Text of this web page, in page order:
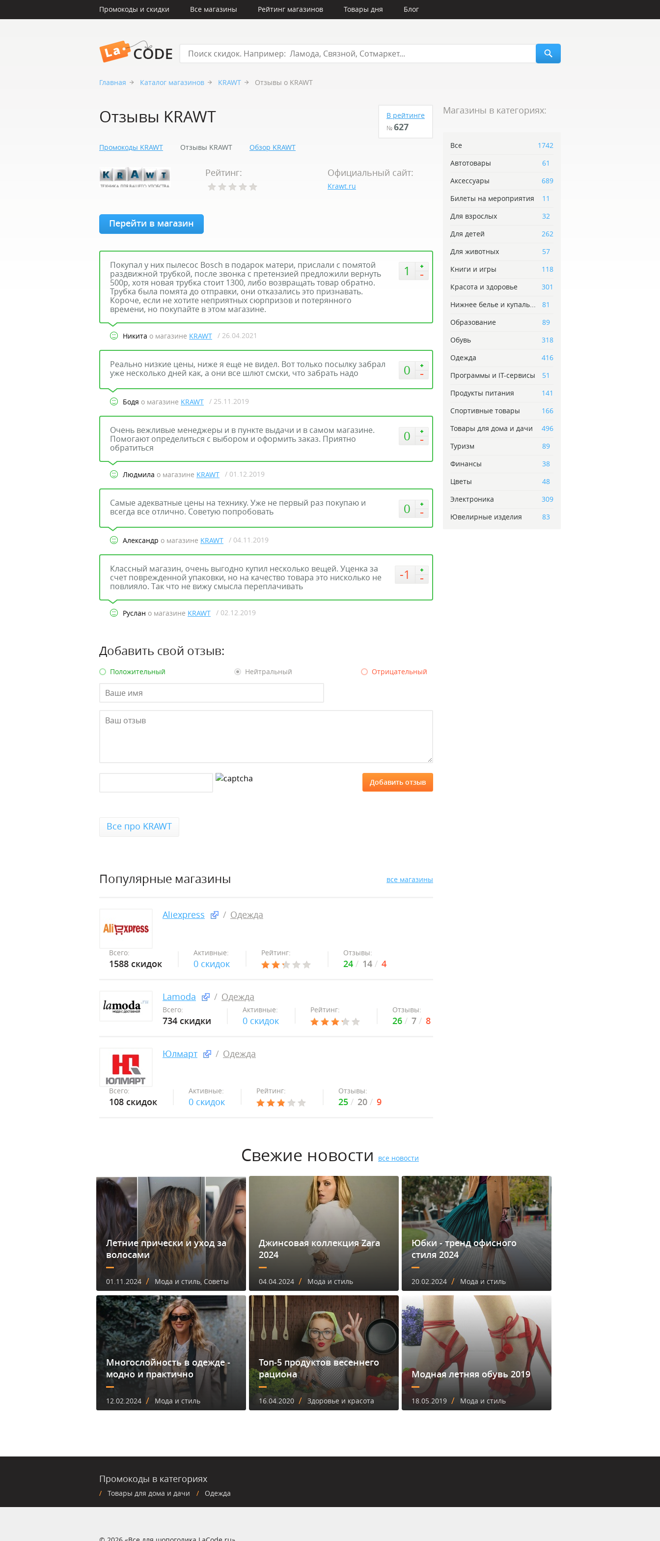
Промокоды и скидки Все магазины Рейтинг магазинов Товары дня Блог
Главная Каталог магазинов KRAWT Отзывы о KRAWT
Отзывы KRAWT В рейтинге
№627
Промокоды KRAWT Отзывы KRAWT Обзор KRAWT
Рейтинг: Официальный сайт:
Krawt.ru
Перейти в магазин
1
Покупал у них пылесос Bosch в подарок матери, прислали с помятой
раздвижной трубкой, после звонка с претензией предложили вернуть
500р, хотя новая трубка стоит 1300, либо возвращать товар обратно.
Трубка была помята до отправки, они отказались это признавать.
Короче, если не хотите неприятных сюрпризов и потерянного
времени, но покупайте в этом магазине.
Никита о магазине KRAWT / 26.04.2021
0
Реально низкие цены, ниже я еще не видел. Вот только посылку забрал
уже несколько дней как, а они все шлют смски, что забрать надо
Бодя о магазине KRAWT / 25.11.2019
0
Очень вежливые менеджеры и в пункте выдачи и в самом магазине.
Помогают определиться с выбором и оформить заказ. Приятно
обратиться
Людмила о магазине KRAWT / 01.12.2019
0
Самые адекватные цены на технику. Уже не первый раз покупаю и
всегда все отлично. Советую попробовать
Александр о магазине KRAWT / 04.11.2019
-1
Классный магазин, очень выгодно купил несколько вещей. Уценка за
счет поврежденной упаковки, но на качество товара это нисколько не
повлияло. Так что не вижу смысла переплачивать
Руслан о магазине KRAWT / 02.12.2019
Добавить свой отзыв:
Положительный Нейтральный Отрицательный
Все про KRAWT
Популярные магазины все магазины
Aliexpress Одежда
Всего:
1588 скидок
Активные:
0 скидок
Рейтинг: Отзывы:
24 14 4
Lamoda Одежда
Всего:
734 скидки
Активные:
0 скидок
Рейтинг: Отзывы:
26 7 8
Юлмарт Одежда
Всего:
108 скидок
Активные:
0 скидок
Рейтинг: Отзывы:
25 20 9
Магазины в категориях:
Все
1742
Автотовары
61
Аксессуары
689
Билеты на мероприятия
11
Для взрослых
32
Для детей
262
Для животных
57
Книги и игры
118
Красота и здоровье
301
Нижнее белье и купаль...
81
Образование
89
Обувь
318
Одежда
416
Программы и IT-сервисы
51
Продукты питания
141
Спортивные товары
166
Товары для дома и дачи
496
Туризм
89
Финансы
38
Цветы
48
Электроника
309
Ювелирные изделия
83
Свежие новости все новости
Летние прически и уход за
волосами
01.11.2024 / Мода и стиль, Советы
Джинсовая коллекция Zara
2024
04.04.2024 / Мода и стиль
Юбки - тренд офисного
стиля 2024
20.02.2024 / Мода и стиль
Многослойность в одежде -
модно и практично
12.02.2024 / Мода и стиль
Топ-5 продуктов весеннего
рациона
16.04.2020 / Здоровье и красота
Модная летняя обувь 2019
18.05.2019 / Мода и стиль
Промокоды в категориях
Товары для дома и дачи Одежда